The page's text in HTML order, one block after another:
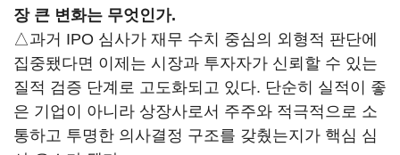
장 큰 변화는 무엇인가.
△과거 IPO 심사가 재무 수치 중심의 외형적 판단에
집중됐다면 이제는 시장과 투자자가 신뢰할 수 있는
질적 검증 단계로 고도화되고 있다. 단순히 실적이 좋
은 기업이 아니라 상장사로서 주주와 적극적으로 소
통하고 투명한 의사결정 구조를 갖췄는지가 핵심 심